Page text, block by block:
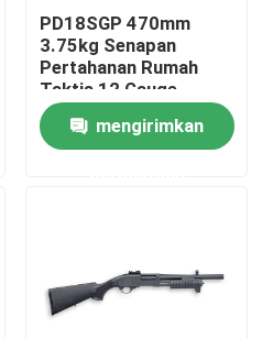
PD18SGP 470mm
3.75kg Senapan
Pertahanan Rumah
Taktis 12 Gauge
mengirimkan